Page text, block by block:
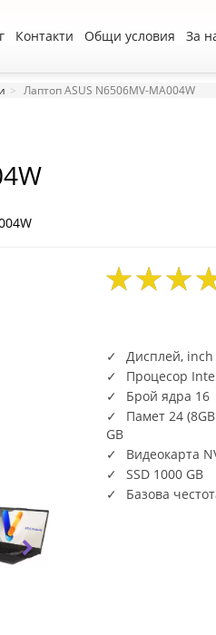
Контакти Общи условия За
Лаптоп ASUS N6506MV-MA004W
Дисплей, inch
Процесор
Брой ядра 16
Памет 24
GB
Видеокарта
SSD 1000 GB
Базова